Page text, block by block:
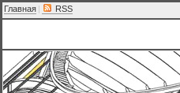
Главная | RSS